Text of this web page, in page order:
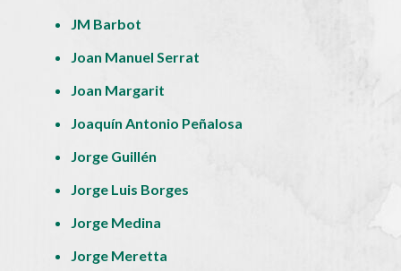
JM Barbot
Joan Manuel Serrat
Joan Margarit
Joaquín Antonio Peñalosa
Jorge Guillén
Jorge Luis Borges
Jorge Medina
Jorge Meretta